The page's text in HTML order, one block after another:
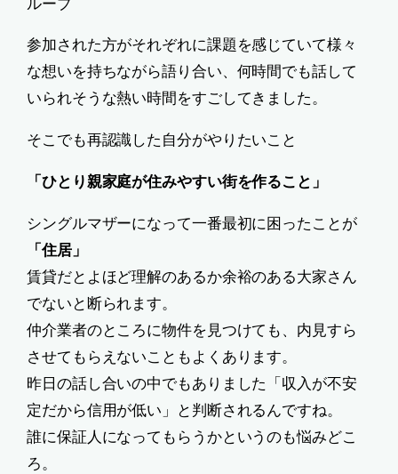
参加された方がそれぞれに課題を感じていて様々
な想いを持ちながら語り合い、何時間でも話して
いられそうな熱い時間をすごしてきました。
そこでも再認識した自分がやりたいこと
「ひとり親家庭が住みやすい街を作ること」
シングルマザーになって一番最初に困ったことが
「住居」
賃貸だとよほど理解のあるか余裕のある大家さん
でないと断られます。
仲介業者のところに物件を見つけても、内見すら
させてもらえないこともよくあります。
昨日の話し合いの中でもありました「収入が不安
定だから信用が低い」と判断されるんですね。
誰に保証人になってもらうかというのも悩みどこ
ろ。